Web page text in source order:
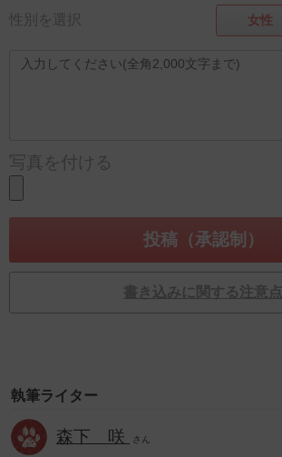
性別を選択 女性
写真を付ける
書き込みに関する注意点
執筆ライター
森下 咲 さん